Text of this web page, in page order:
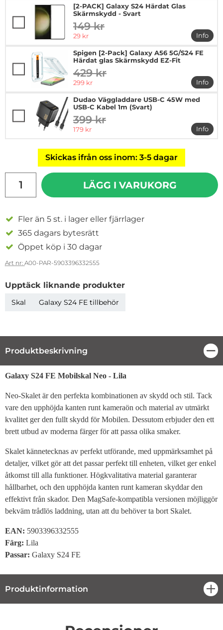
[2-PACK] Galaxy S24 Härdat Glas
Skärmskydd - Svart
tidigare pris
149 kr
rea pris
29 kr
Info
mer
Spigen [2-Pack] Galaxy A56 5G/S24 FE
Härdat glas Skärmskydd EZ-Fit
tidigare pris
429 kr
rea pris
299 kr
Info
mer
Dudao Väggladdare USB-C 45W med
USB-C Kabel 1m (Svart)
tidigare pris
399 kr
rea pris
179 kr
Info
mer
Skickas ifrån oss inom: 3-5 dagar
LÄGG I VARUKORG
Fler än 5 st. i lager eller fjärrlager
365 dagars bytesrätt
Öppet köp i 30 dagar
Art nr: A00-PAR-5903396332555
Upptäck liknande produkter
Skal Galaxy S24 FE tillbehör
Produktbeskrivning
Produktbeskrivning
Galaxy S24 FE Mobilskal Neo - Lila
Neo-Skalet är den perfekta kombinationen av skydd och stil. Tack
vare den upphöjda kanten runt kameraön och material av utmärkt
kvalitet ger den fullt skydd för Mobilen. Dessutom erbjuder den ett
brett utbud av moderna färger för att passa olika smaker.
Skalet kännetecknas av perfekt utförande, med uppmärksamhet på
detaljer, vilket gör att det passar perfekt till enheten, vilket ger enkel
åtkomst till alla funktioner. Högkvalitativa material garanterar
hållbarhet, och den upphöjda kanten runt kameran skyddar den
effektivt från skador. Den MagSafe-kompatibla versionen möjliggör
bekväm trådlös laddning, utan att du behöver ta bort Skalet.
EAN: 5903396332555
Färg: Lila
Passar: Galaxy S24 FE
Produktinformation